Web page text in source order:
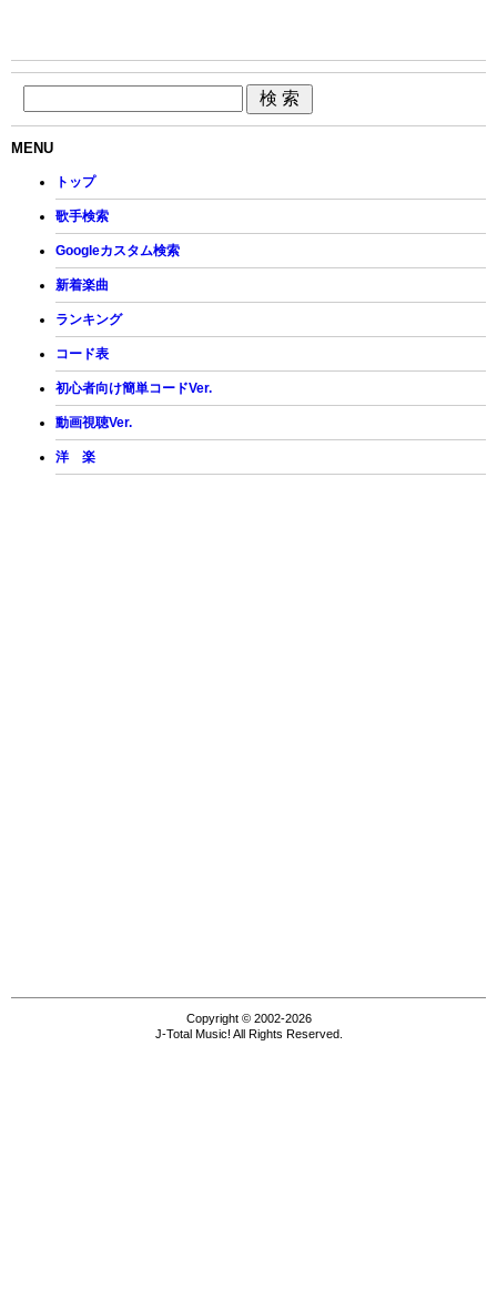
MENU
トップ
歌手検索
Googleカスタム検索
新着楽曲
ランキング
コード表
初心者向け簡単コードVer.
動画視聴Ver.
洋 楽
Copyright © 2002-2026
J-Total Music! All Rights Reserved.